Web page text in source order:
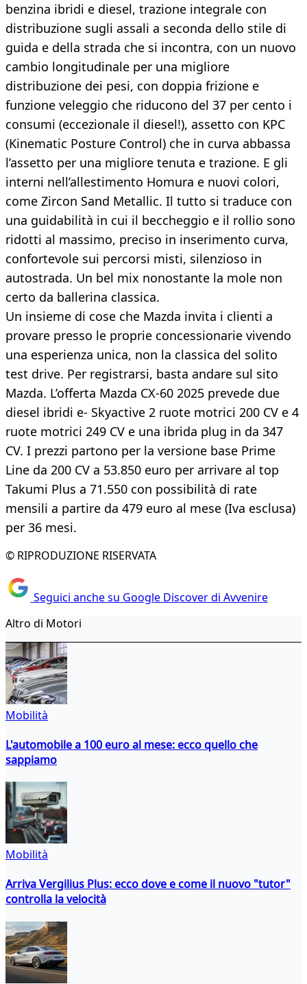
benzina ibridi e diesel, trazione integrale con
distribuzione sugli assali a seconda dello stile di
guida e della strada che si incontra, con un nuovo
cambio longitudinale per una migliore
distribuzione dei pesi, con doppia frizione e
funzione veleggio che riducono del 37 per cento i
consumi (eccezionale il diesel!), assetto con KPC
(Kinematic Posture Control) che in curva abbassa
l’assetto per una migliore tenuta e trazione. E gli
interni nell’allestimento Homura e nuovi colori,
come Zircon Sand Metallic. Il tutto si traduce con
una guidabilità in cui il beccheggio e il rollio sono
ridotti al massimo, preciso in inserimento curva,
confortevole sui percorsi misti, silenzioso in
autostrada. Un bel mix nonostante la mole non
certo da ballerina classica.
Un insieme di cose che Mazda invita i clienti a
provare presso le proprie concessionarie vivendo
una esperienza unica, non la classica del solito
test drive. Per registrarsi, basta andare sul sito
Mazda. L’offerta Mazda CX-60 2025 prevede due
diesel ibridi e- Skyactive 2 ruote motrici 200 CV e 4
ruote motrici 249 CV e una ibrida plug in da 347
CV. I prezzi partono per la versione base Prime
Line da 200 CV a 53.850 euro per arrivare al top
Takumi Plus a 71.550 con possibilità di rate
mensili a partire da 479 euro al mese (Iva esclusa)
per 36 mesi.
© RIPRODUZIONE RISERVATA
Seguici anche su Google Discover di Avvenire
Altro di Motori
Mobilità
L'automobile a 100 euro al mese: ecco quello che
sappiamo
Mobilità
Arriva Vergilius Plus: ecco dove e come il nuovo "tutor"
controlla la velocità